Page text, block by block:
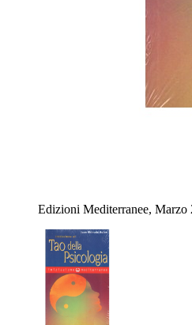
Edizioni Mediterranee, Marzo